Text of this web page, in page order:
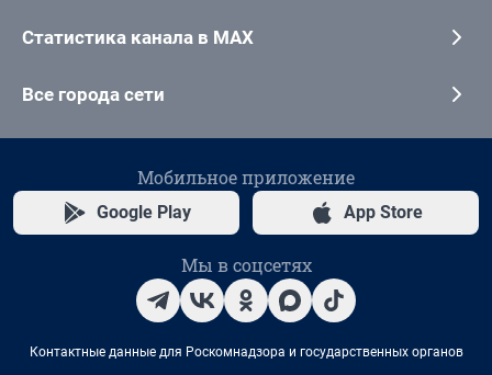
Статистика канала в MAX
Все города сети
Мобильное приложение
Google Play App Store
Мы в соцсетях
Контактные данные для Роскомнадзора и государственных органов